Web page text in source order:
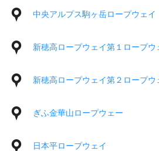
中央アルプス駒ヶ岳ロープウェイ
新穂高ロープウェイ第１ロープウ
新穂高ロープウェイ第２ロープウ
ぎふ金華山ロープウェー
日本平ロープウェイ